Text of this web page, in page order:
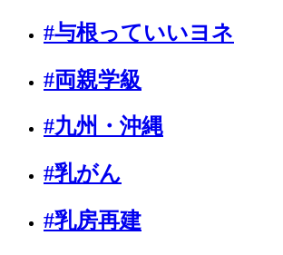
#与根っていいヨネ
#両親学級
#九州・沖縄
#乳がん
#乳房再建